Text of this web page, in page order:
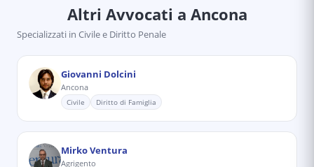
Altri Avvocati a Ancona
Specializzati in Civile e Diritto Penale
Giovanni Dolcini
Ancona
Civile Diritto di Famiglia
Mirko Ventura
Agrigento